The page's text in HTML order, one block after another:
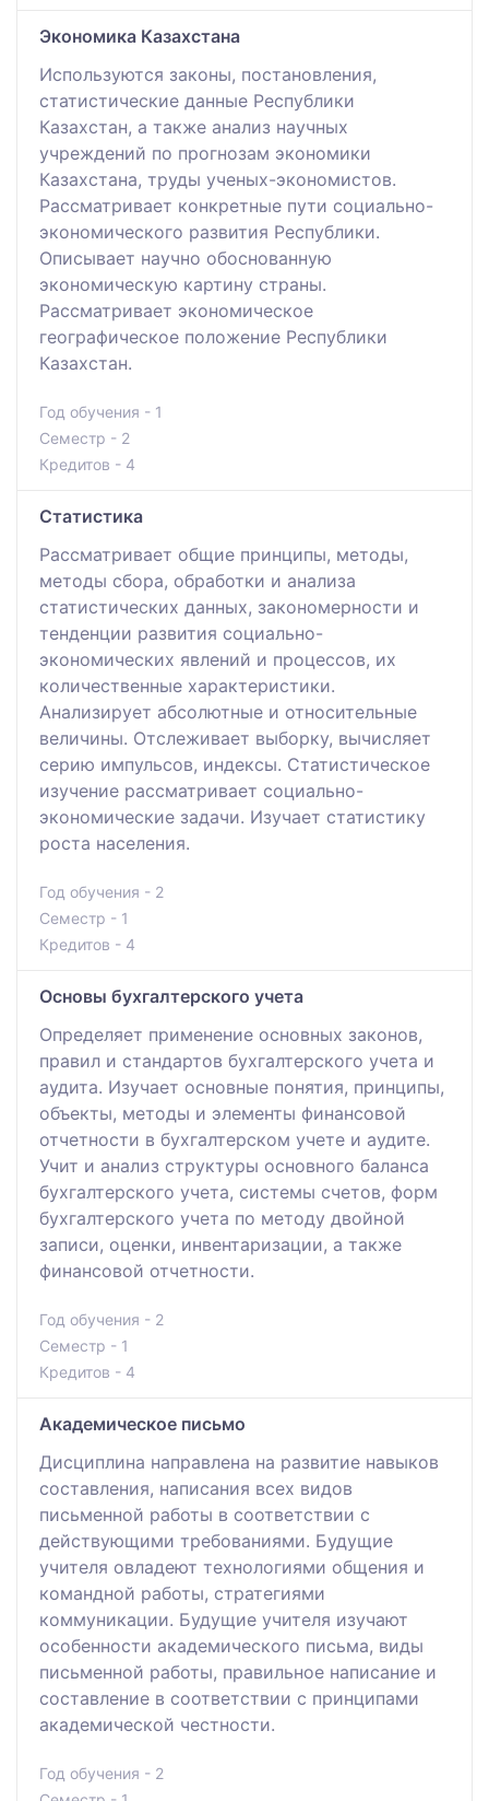
Экономика Казахстана
Используются законы, постановления,
статистические данные Республики
Казахстан, а также анализ научных
учреждений по прогнозам экономики
Казахстана, труды ученых-экономистов.
Рассматривает конкретные пути социально-
экономического развития Республики.
Описывает научно обоснованную
экономическую картину страны.
Рассматривает экономическое
географическое положение Республики
Казахстан.
Год обучения - 1
Семестр - 2
Кредитов - 4
Статистика
Рассматривает общие принципы, методы,
методы сбора, обработки и анализа
статистических данных, закономерности и
тенденции развития социально-
экономических явлений и процессов, их
количественные характеристики.
Анализирует абсолютные и относительные
величины. Отслеживает выборку, вычисляет
серию импульсов, индексы. Статистическое
изучение рассматривает социально-
экономические задачи. Изучает статистику
роста населения.
Год обучения - 2
Семестр - 1
Кредитов - 4
Основы бухгалтерского учета
Определяет применение основных законов,
правил и стандартов бухгалтерского учета и
аудита. Изучает основные понятия, принципы,
объекты, методы и элементы финансовой
отчетности в бухгалтерском учете и аудите.
Учит и анализ структуры основного баланса
бухгалтерского учета, системы счетов, форм
бухгалтерского учета по методу двойной
записи, оценки, инвентаризации, а также
финансовой отчетности.
Год обучения - 2
Семестр - 1
Кредитов - 4
Академическое письмо
Дисциплина направлена на развитие навыков
составления, написания всех видов
письменной работы в соответствии с
действующими требованиями. Будущие
учителя овладеют технологиями общения и
командной работы, стратегиями
коммуникации. Будущие учителя изучают
особенности академического письма, виды
письменной работы, правильное написание и
составление в соответствии с принципами
академической честности.
Год обучения - 2